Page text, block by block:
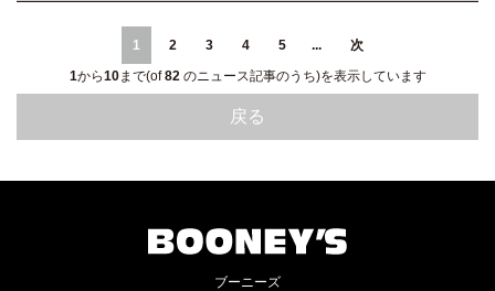
1 2 3 4 5 ...
次
1から10まで(of82のニュース記事のうち)を表示しています
戻る
ブーニーズ